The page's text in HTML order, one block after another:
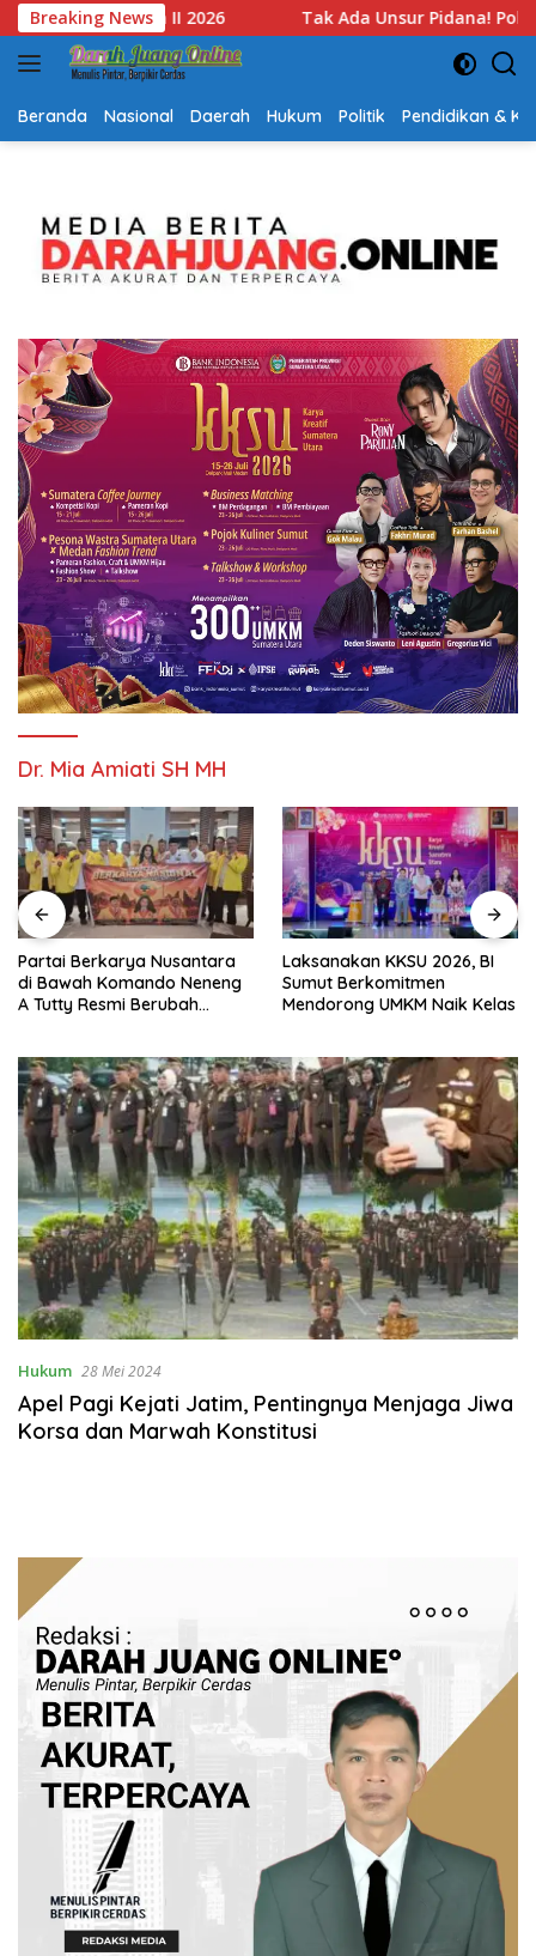
Langsung
ke
konten
Breaking News
Pidana! Polsek Lubuk Baja Ungkap Alasan Hentikan
Beranda Nasional Daerah Hukum Politik Pendidikan &
Dr. Mia Amiati SH MH
Partai Berkarya Nusantara
di Bawah Komando Neneng
A Tutty Resmi Berubah
Laksanakan KKSU 2026, BI
Sumut Berkomitmen
Mendorong UMKM Naik Kelas
Hukum 28 Mei 2024
Apel Pagi Kejati Jatim, Pentingnya Menjaga Jiwa
Korsa dan Marwah Konstitusi